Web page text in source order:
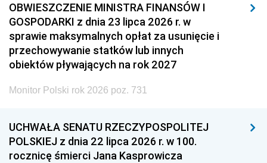
OBWIESZCZENIE MINISTRA FINANSÓW I
GOSPODARKI z dnia 23 lipca 2026 r. w
sprawie maksymalnych opłat za usunięcie i
przechowywanie statków lub innych
obiektów pływających na rok 2027
Monitor Polski rok 2026 poz. 731
UCHWAŁA SENATU RZECZYPOSPOLITEJ
POLSKIEJ z dnia 22 lipca 2026 r. w 100.
rocznicę śmierci Jana Kasprowicza